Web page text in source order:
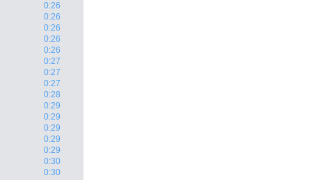
0:26
0:26
0:26
0:26
0:26
0:27
0:27
0:27
0:28
0:29
0:29
0:29
0:29
0:29
0:30
0:30